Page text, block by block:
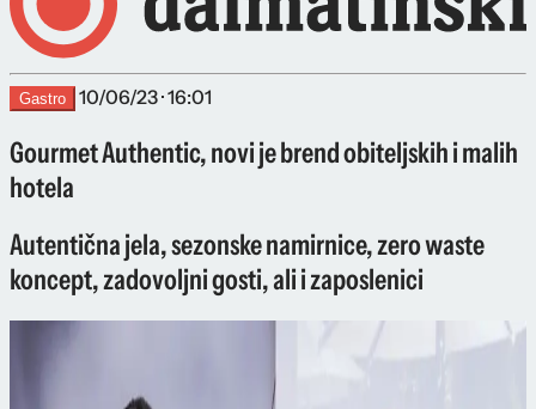
Gastro 10/06/23 · 16:01
Gourmet Authentic, novi je brend obiteljskih i malih
hotela
Autentična jela, sezonske namirnice, zero waste
koncept, zadovoljni gosti, ali i zaposlenici